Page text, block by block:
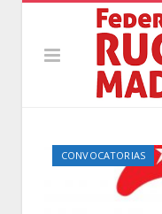
CONVOCATORIAS